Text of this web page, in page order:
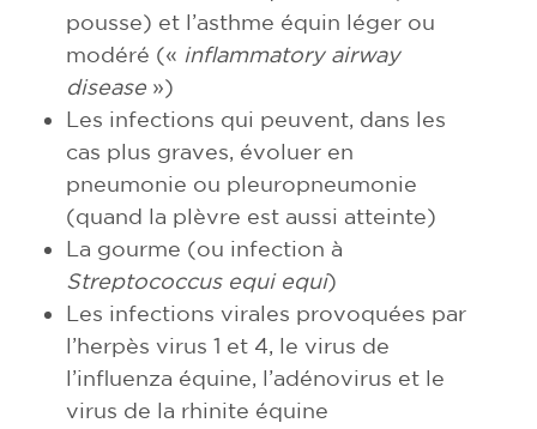
pousse) et l’asthme équin léger ou
modéré (« inflammatory airway
disease »)
Les infections qui peuvent, dans les
cas plus graves, évoluer en
pneumonie ou pleuropneumonie
(quand la plèvre est aussi atteinte)
La gourme (ou infection à
Streptococcus equi equi)
Les infections virales provoquées par
l’herpès virus 1 et 4, le virus de
l’influenza équine, l’adénovirus et le
virus de la rhinite équine